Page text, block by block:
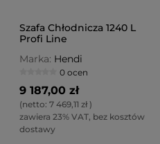
Szafa Chłodnicza 1240 L
Profi Line
Marka: Hendi
0 ocen
9 187,00 zł
(netto: 7 469,11 zł)
zawiera 23% VAT, bez kosztów
dostawy